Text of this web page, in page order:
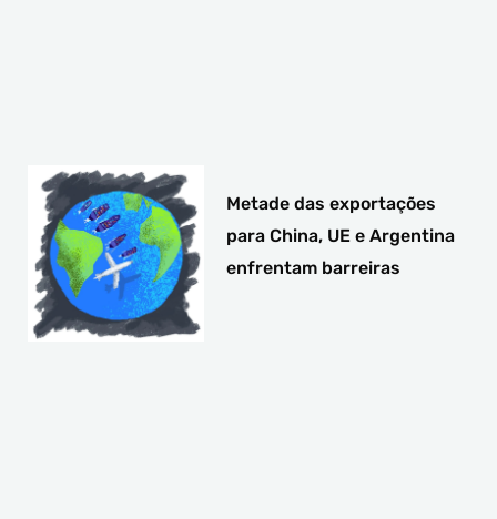
Metade das exportações
para China, UE e Argentina
enfrentam barreiras